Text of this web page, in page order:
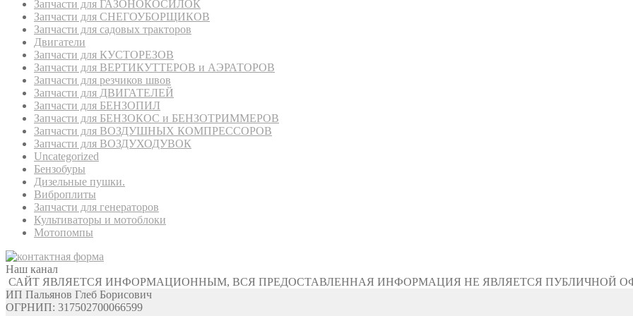
Запчасти для ГАЗОНОКОСИЛОК
Запчасти для СНЕГОУБОРЩИКОВ
Запчасти для садовых тракторов
Двигатели
Запчасти для КУСТОРЕЗОВ
Запчасти для ВЕРТИКУТТЕРОВ и АЭРАТОРОВ
Запчасти для резчиков швов
Запчасти для ДВИГАТЕЛЕЙ
Запчасти для БЕНЗОПИЛ
Запчасти для БЕНЗОКОС и БЕНЗОТРИММЕРОВ
Запчасти для ВОЗДУШНЫХ КОМПРЕССОРОВ
Запчасти для ВОЗДУХОДУВОК
Uncategorized
Бензобуры
Дизельные пушки.
Виброплиты
Запчасти для генераторов
Культиваторы и мотоблоки
Мотопомпы
Наш канал
САЙТ ЯВЛЯЕТСЯ ИНФОРМАЦИОННЫМ, ВСЯ ПРЕДОСТАВЛЕННАЯ ИНФОРМАЦИЯ НЕ ЯВЛЯЕТСЯ ПУБЛИЧНОЙ
ИП Пальянов Глеб Борисович
ОГРНИП: 317502700066599